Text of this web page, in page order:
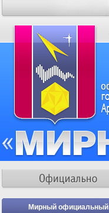
Мирный официальный